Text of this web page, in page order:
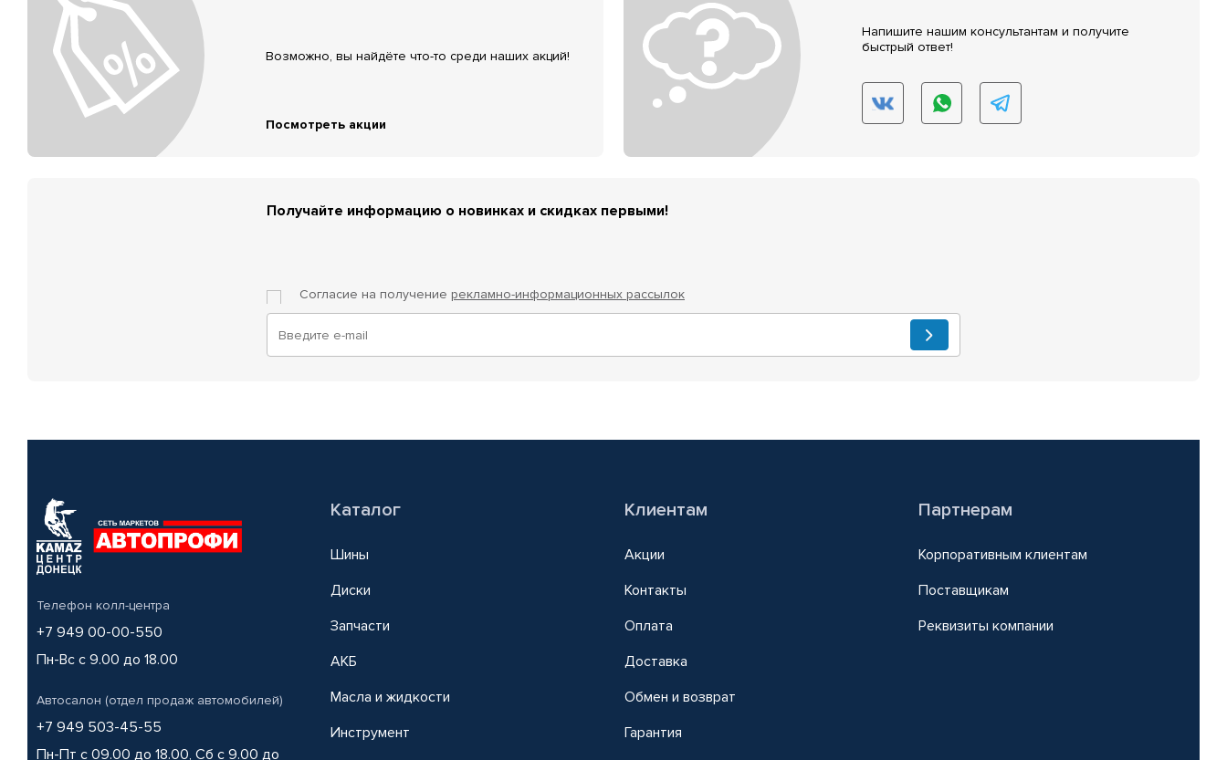
Возможно, вы найдёте что-то среди наших акций!
Посмотреть акции
Напишите нашим консультантам и получите
быстрый ответ!
Получайте информацию о новинках и скидках первыми!
Согласие на получение рекламно-информационных рассылок
Телефон колл-центра
+7 949 00-00-550
Пн-Вс с 9.00 до 18.00
Автосалон (отдел продаж автомобилей)
+7 949 503-45-55
Пн-Пт с 09.00 до 18.00, Сб с 9.00 до
Каталог
Шины
Диски
Запчасти
АКБ
Масла и жидкости
Инструмент
Клиентам
Акции
Контакты
Оплата
Доставка
Обмен и возврат
Гарантия
Партнерам
Корпоративным клиентам
Поставщикам
Реквизиты компании